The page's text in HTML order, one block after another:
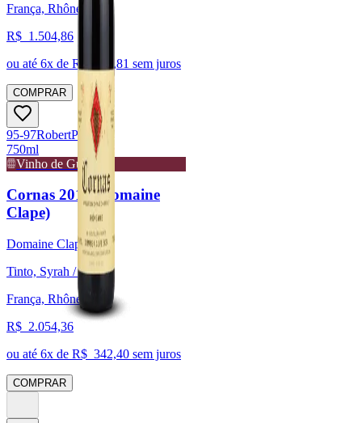
França, Rhône
R$ 1.504,86
ou até 6x de R$ 250,81 sem juros
COMPRAR
95-97RobertParker
750ml
Vinho de Guarda
Cornas 2019 (Domaine
Clape)
Domaine Clape
Tinto, Syrah / Shiraz
França, Rhône
R$ 2.054,36
ou até 6x de R$ 342,40 sem juros
COMPRAR